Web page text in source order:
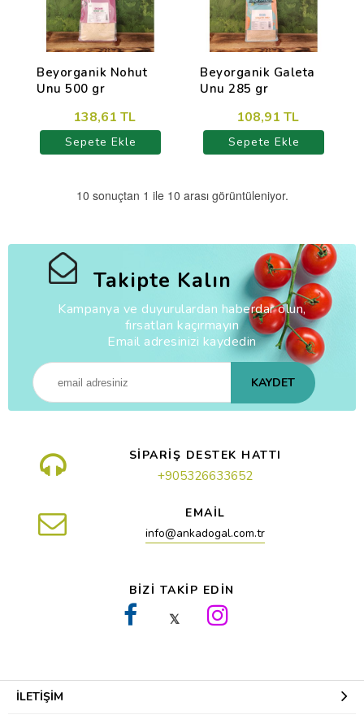
Beyorganik Nohut
Unu 500 gr
138,61 TL
Sepete Ekle
Beyorganik Galeta
Unu 285 gr
108,91 TL
Sepete Ekle
10 sonuçtan 1 ile 10 arası görüntüleniyor.
Takipte Kalın
Kampanya ve duyurulardan haberdar olun,
fırsatları kaçırmayın
Email adresinizi kaydedin
KAYDET
SİPARİŞ DESTEK HATTI
+905326633652
EMAİL
info@ankadogal.com.tr
BİZİ TAKİP EDİN
𝕏
İLETIŞIM